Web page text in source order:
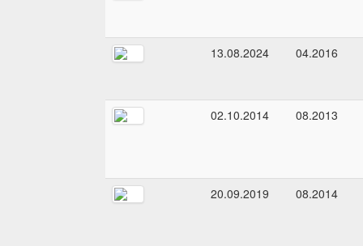
13.08.2024 04.2016
02.10.2014 08.2013
20.09.2019 08.2014